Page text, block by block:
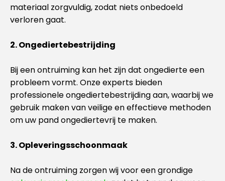
materiaal zorgvuldig, zodat niets onbedoeld
verloren gaat.
2. Ongediertebestrijding
Bij een ontruiming kan het zijn dat ongedierte een
probleem vormt. Onze experts bieden
professionele ongediertebestrijding aan, waarbij we
gebruik maken van veilige en effectieve methoden
om uw pand ongediertevrij te maken.
3. Opleveringsschoonmaak
Na de ontruiming zorgen wij voor een grondige